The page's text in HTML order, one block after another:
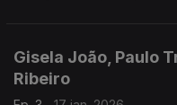
Gisela João, Paulo
Ribeiro